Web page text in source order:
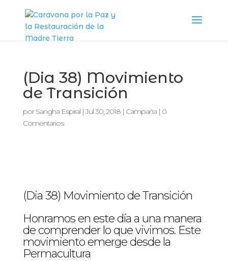
(Dia 38) Movimiento
de Transición
porSangha Espiral|Jul 30, 2018| Campaña| 0
Comentarios
(Dia 38) Movimiento de Transición
Honramos en este día a una manera
de comprender lo que vivimos. Este
movimiento emerge desde la
Permacultura